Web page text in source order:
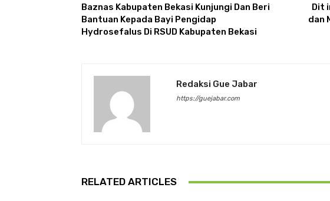
Baznas Kabupaten Bekasi Kunjungi Dan Beri
Bantuan Kepada Bayi Pengidap
Hydrosefalus Di RSUD Kabupaten Bekasi
Dit
dan
Redaksi Gue Jabar
https://guejabar.com
RELATED ARTICLES